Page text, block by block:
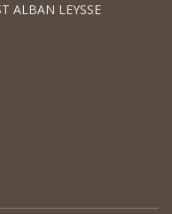
ALBAN LEYSSE